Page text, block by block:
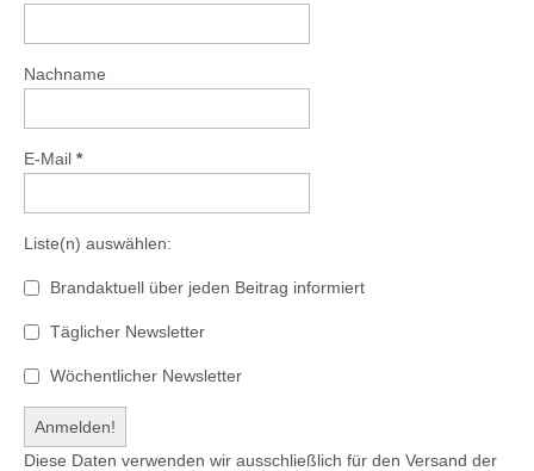
Nachname
E-Mail *
Liste(n) auswählen:
Brandaktuell über jeden Beitrag informiert
Täglicher Newsletter
Wöchentlicher Newsletter
Diese Daten verwenden wir ausschließlich für den Versand der